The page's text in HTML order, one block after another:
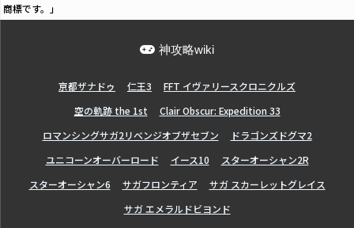
商標です。」
神攻略wiki
亰都ザナドゥ 仁王3
FFT イヴァリースクロニクルズ
空の軌跡 the 1st
Clair Obscur: Expedition 33
ロマンシングサガ2リベンジオブザセブン
ドラゴンズドグマ2
ユニコーンオーバーロード
イース10
スターオーシャン2R
スターオーシャン6
サガフロンティア
サガ スカーレットグレイス
サガ エメラルドビヨンド